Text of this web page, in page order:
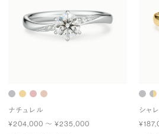
ナチュレル
¥204,000 〜 ¥235,000
シャ